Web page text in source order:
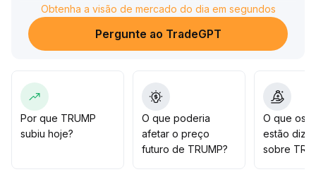
capitais e ampliando o risco de oscilações e correções
de preço no curto prazo
No aspecto técnico, US$ 1,406 é considerado um
As resistências a ser observadas situam-se entre US$
1,508 e US$ 1,53, sendo limitada a capacidade de
recuperação caso não ultrapasse esses níveis
O movimento especulativo de curto prazo é
incentivado por mídias sociais, tornando as oscilações
Obtenha a visão de mercado do dia em segundos
Pergunte ao TradeGPT
Por que TRUMP
subiu hoje?
O que poderia
afetar o preço
futuro de TRUMP?
O que os
estão
sobre